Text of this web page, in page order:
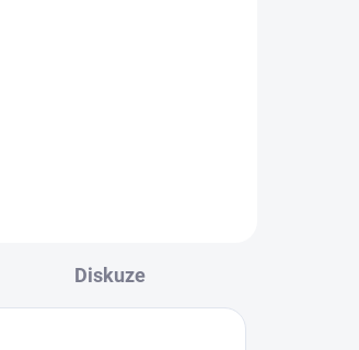
Diskuze